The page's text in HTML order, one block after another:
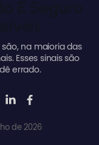
na maioria das
Esses sinais são
errado.
de 2026